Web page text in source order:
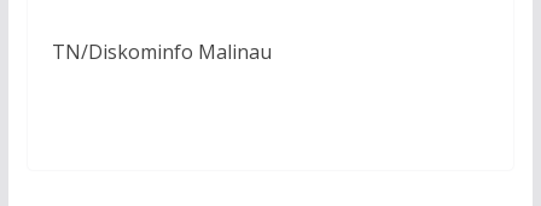
TN/Diskominfo Malinau